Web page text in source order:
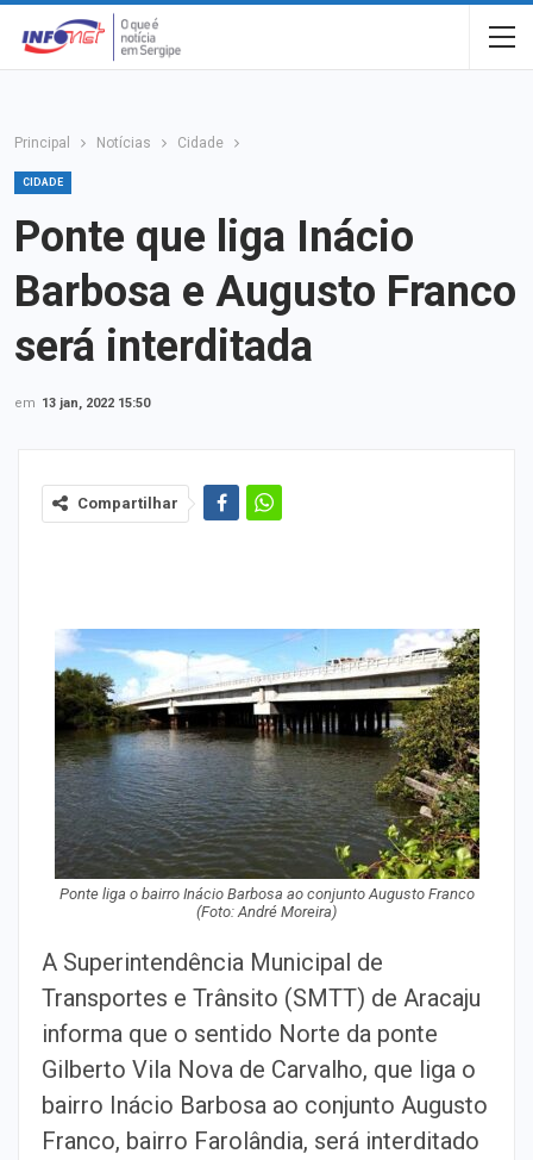
Principal Notícias Cidade
CIDADE
Ponte que liga Inácio
Barbosa e Augusto Franco
será interditada
em 13 jan, 2022 15:50
Compartilhar
Ponte liga o bairro Inácio Barbosa ao conjunto Augusto Franco
(Foto: André Moreira)
A Superintendência Municipal de
Transportes e Trânsito (SMTT) de Aracaju
informa que o sentido Norte da ponte
Gilberto Vila Nova de Carvalho, que liga o
bairro Inácio Barbosa ao conjunto Augusto
Franco, bairro Farolândia, será interditado